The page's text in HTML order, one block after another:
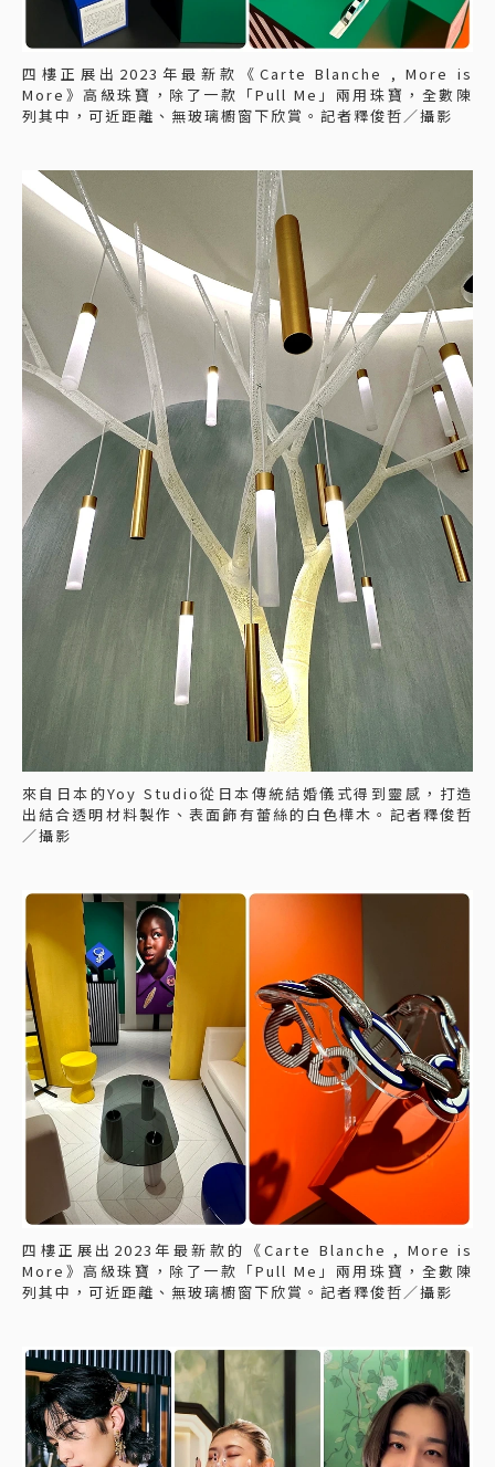
四樓正展出2023年最新款《Carte Blanche , More is
More》高級珠寶，除了一款「Pull Me」兩用珠寶，全數陳
列其中，可近距離、無玻璃櫥窗下欣賞。記者釋俊哲／攝影
來自日本的Yoy Studio從日本傳統結婚儀式得到靈感，打造
出結合透明材料製作、表面飾有蕾絲的白色樺木。記者釋俊哲
／攝影
四樓正展出2023年最新款的《Carte Blanche , More is
More》高級珠寶，除了一款「Pull Me」兩用珠寶，全數陳
列其中，可近距離、無玻璃櫥窗下欣賞。記者釋俊哲／攝影